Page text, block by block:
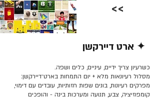
>>
✦ ארט דיירקשן
כשרעיון צריך ידיים, עיניים, כלים ושפה.
מסלול רעיונאות מלא + יום התמחות בארט־דיירקשן:
מפרקים רעיונות, בונים שפות חזותיות, עובדים עם דימוי,
קומפוזיציה, צבע, תנועה ומערכות בינה - והופכים